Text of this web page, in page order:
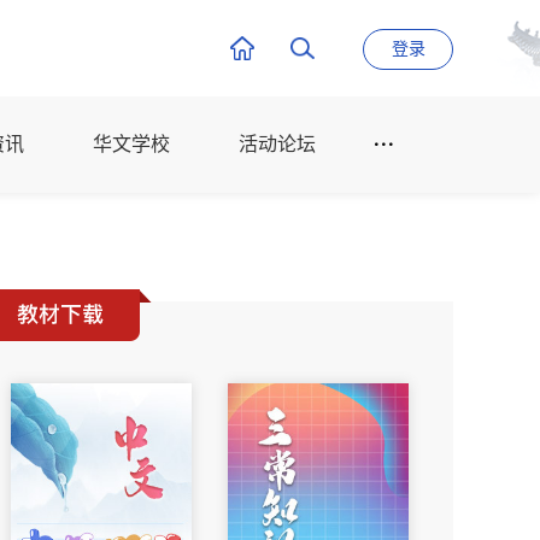
登录
讯 华文学校 活动论坛